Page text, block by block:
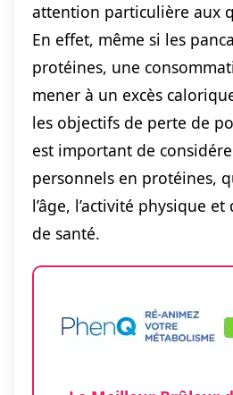
attention particulière aux
En effet, même si les
protéines, une
mener à un excès
les objectifs de perte de
est important de
personnels en protéines,
l’âge, l’activité physique et
de santé.